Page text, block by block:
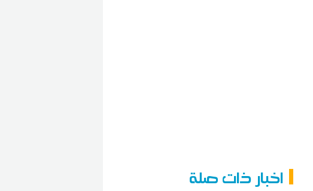
اخبار ذات صلة